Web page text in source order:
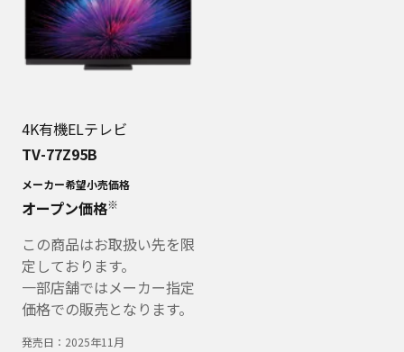
4K有機ELテレビ
TV-77Z95B
メーカー希望小売価格
オープン価格※
この商品はお取扱い先を限
定しております。
一部店舗ではメーカー指定
価格での販売となります。
発売日： 2025年11月